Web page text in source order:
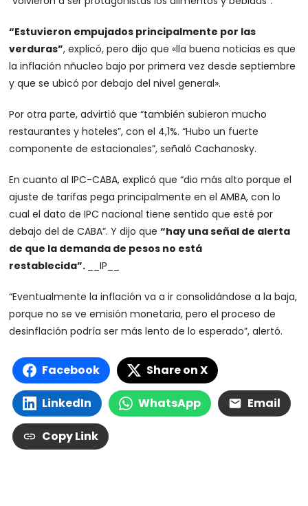
“Estuvieron empujados principalmente por las
verduras”, explicó, pero dijo que «lla buena noticias es que
la inflación nñucleo bajo por primera vez desde septiembre
y que se ubicó por debajo del nivel general».
Por otra parte, advirtió que “también subieron mucho
restaurantes y hoteles”, con el 4,1%. “Hubo un fuerte
componente de estacionales”, señaló Cachanosky.
En cuanto al IPC-CABA, explicó que “dio más alto porque el
ajuste de tarifas pega principalmente en el AMBA, con lo
cual el dato de IPC nacional tiene sentido que esté por
debajo del de CABA”. Y dijo que“hay una señal de alerta
de que la demanda de pesos no está
restablecida”.
__IP__
“Eventualmente la inflación va a ir consolidándose a la baja,
porque no se ve emisión monetaria, pero el proceso de
desinflación podría ser más lento de lo esperado”, alertó.
Facebook Share on X
LinkedIn WhatsApp Email
Copy Link